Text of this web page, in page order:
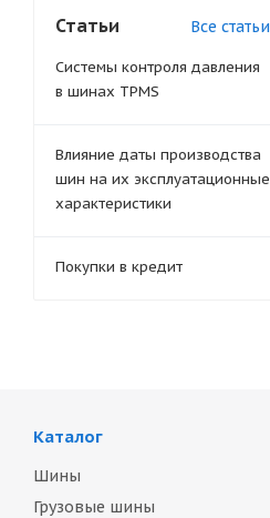
Статьи Все статьи
Системы контроля давления
в шинах TPMS
Влияние даты производства
шин на их эксплуатационные
характеристики
Покупки в кредит
Каталог
Шины
Грузовые шины